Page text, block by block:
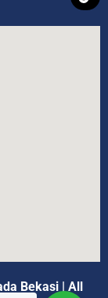
Bekasi | All